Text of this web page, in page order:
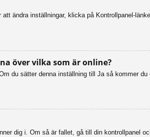
ändra inställningar, klicka på Kontrollpanel-
över vilka som är online?
du sätter denna inställning till Ja så kommer
dig i. Om så är fallet, gå till din kontrollpanel